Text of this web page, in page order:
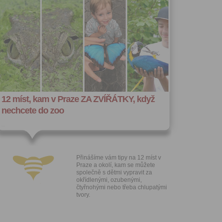
12 míst, kam v Praze ZA ZVÍŘÁTKY, když
nechcete do zoo
Přinášíme vám tipy na 12 míst v
Praze a okolí, kam se můžete
společně s dětmi vypravit za
okřídlenými, ozubenými,
čtyřnohými nebo třeba chlupatými
tvory.
účelem
účtu
na
jejich
udělen po
účtu až do
sdělení